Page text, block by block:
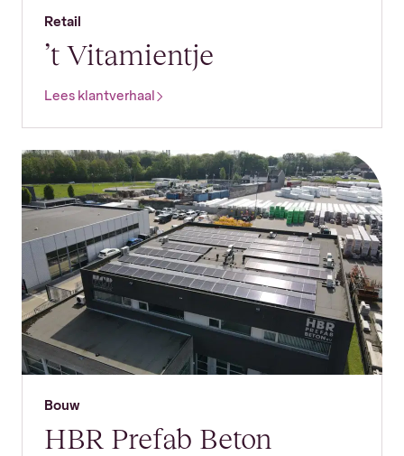
Retail
’t Vitamientje
Lees klantverhaal
Bouw
HBR Prefab Beton